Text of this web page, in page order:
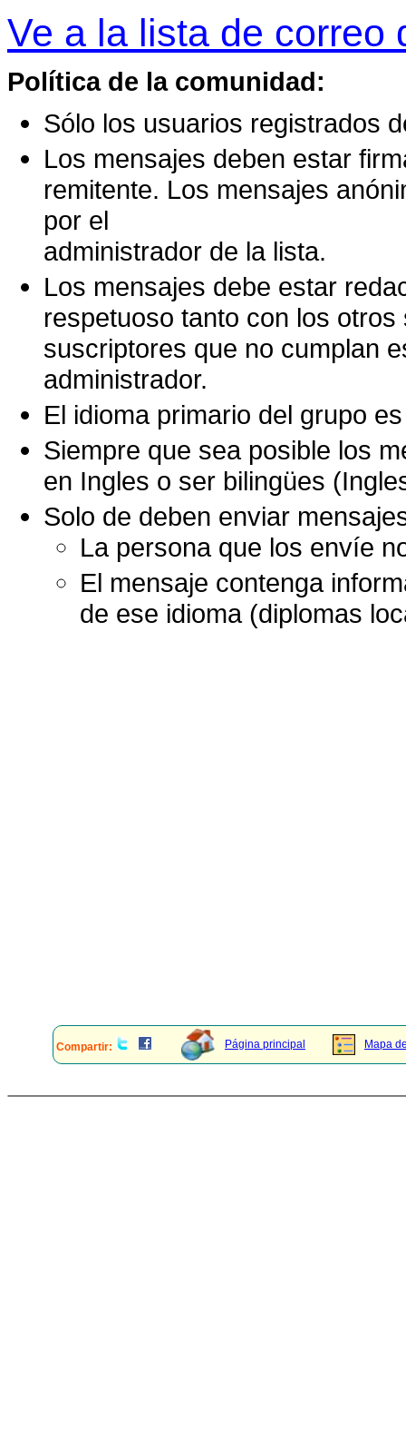
Ve a la lista de correo
Política de la comunidad:
Sólo los usuarios registrados
Los mensajes deben estar
remitente. Los mensajes
por el
administrador de la lista.
Los mensajes debe estar
respetuoso tanto con los
suscriptores que no cumplan
administrador.
El idioma primario del grupo
Siempre que sea posible los
en Ingles o ser bilingües
Solo de deben enviar
La persona que los envíe
El mensaje contenga
de ese idioma (diplomas
Compartir: Página principal Mapa